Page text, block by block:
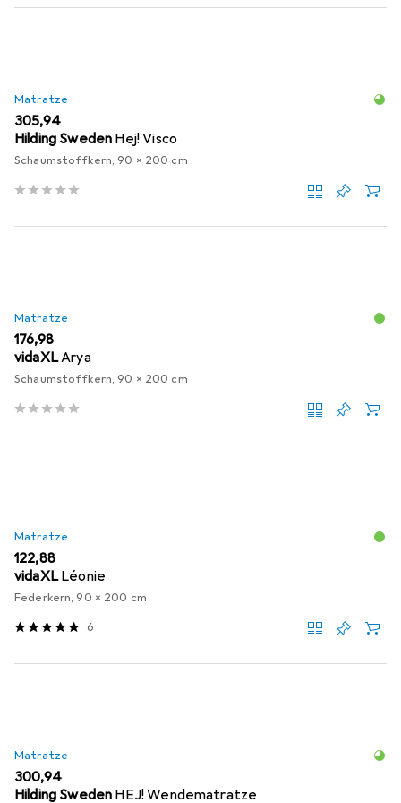
Matratze
EUR
305,94
Hilding Sweden Hej! Visco
Schaumstoffkern, 90 x 200 cm
Matratze
EUR
176,98
vidaXLArya
Schaumstoffkern, 90 x 200 cm
Matratze
EUR
122,88
vidaXL Léonie
Federkern, 90 x 200 cm
6
Matratze
EUR
300,94
Hilding Sweden HEJ! Wendematratze